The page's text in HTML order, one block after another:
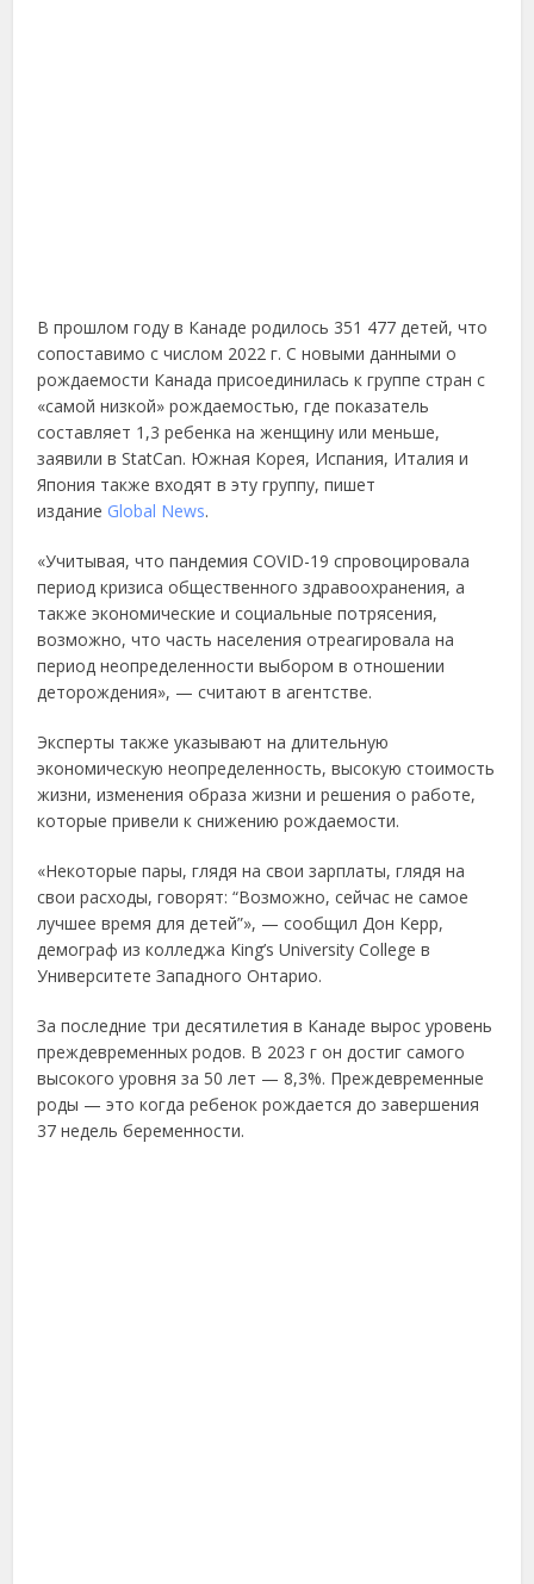
В прошлом году в Канаде родилось 351 477 детей, что
сопоставимо с числом 2022 г. С новыми данными о
рождаемости Канада присоединилась к группе стран с
«самой низкой» рождаемостью, где показатель
составляет 1,3 ребенка на женщину или меньше,
заявили в StatCan. Южная Корея, Испания, Италия и
Япония также входят в эту группу, пишет
издание Global News.
«Учитывая, что пандемия COVID-19 спровоцировала
период кризиса общественного здравоохранения, а
также экономические и социальные потрясения,
возможно, что часть населения отреагировала на
период неопределенности выбором в отношении
деторождения», — считают в агентстве.
Эксперты также указывают на длительную
экономическую неопределенность, высокую стоимость
жизни, изменения образа жизни и решения о работе,
которые привели к снижению рождаемости.
«Некоторые пары, глядя на свои зарплаты, глядя на
свои расходы, говорят: “Возможно, сейчас не самое
лучшее время для детей”», — сообщил Дон Керр,
демограф из колледжа King’s University College в
Университете Западного Онтарио.
За последние три десятилетия в Канаде вырос уровень
преждевременных родов. В 2023 г он достиг самого
высокого уровня за 50 лет — 8,3%. Преждевременные
роды — это когда ребенок рождается до завершения
37 недель беременности.